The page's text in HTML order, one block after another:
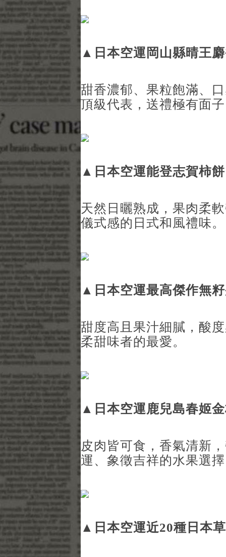
▲ 日本空運岡山縣晴王
甜香濃郁、果粒飽滿、
頂級代表，送禮極有面
▲ 日本空運能登志賀柿餅
天然日曬熟成，果肉柔
儀式感的日式和風禮味。
▲ 日本空運最高傑作無
甜度高且果汁細膩，酸
柔甜味者的最愛。
▲ 日本空運鹿兒島春姬
皮肉皆可食，香氣清新
運、象徵吉祥的水果選
▲ 日本空運近20種日本